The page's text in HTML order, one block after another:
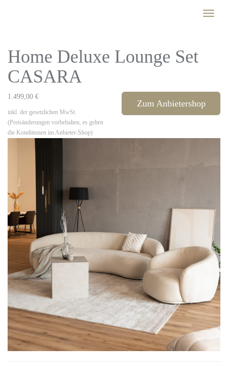
Toggle
Home Deluxe Lounge Set
CASARA
1.499,00 €
inkl. der gesetzlichen MwSt.
(Preisänderungen vorbehalten, es gelten
die Konditionen im Anbieter-Shop)
Zum Anbietershop